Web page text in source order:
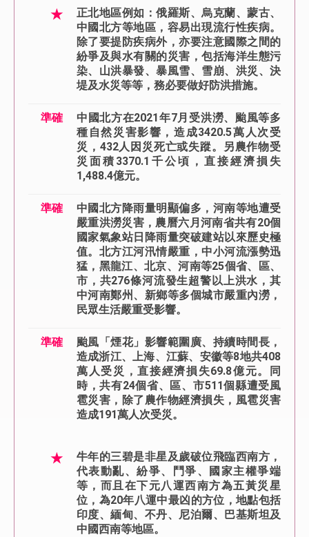
★
正北地區例如：俄羅斯、烏克蘭、蒙古、
中國北方等地區，容易出現流行性疾病。
除了要提防疾病外，亦要注意國際之間的
紛爭及與水有關的災害，包括海洋生態污
染、山洪暴發、暴風雪、雪崩、洪災、決
堤及水災等等，務必要做好防洪措施。
準確
中國北方在2021年7月受洪澇、颱風等多
種自然災害影響，造成3420.5萬人次受
災，432人因災死亡或失蹤。另農作物受
災面積3370.1千公頃，直接經濟損失
1,488.4億元。
準確
中國北方降雨量明顯偏多，河南等地遭受
嚴重洪澇災害，農曆六月河南省共有20個
國家氣象站日降雨量突破建站以來歷史極
值。北方江河汛情嚴重，中小河流漲勢迅
猛，黑龍江、北京、河南等25個省、區、
市，共276條河流發生超警以上洪水，其
中河南鄭州、新鄉等多個城市嚴重內澇，
民眾生活嚴重受影響。
準確
颱風「煙花」影響範圍廣、持續時間長，
造成浙江、上海、江蘇、安徽等8地共408
萬人受災，直接經濟損失69.8億元。同
時，共有24個省、區、市511個縣遭受風
雹災害，除了農作物經濟損失，風雹災害
造成191萬人次受災。
★
牛年的三碧是非星及歲破位飛臨西南方，
代表動亂、紛爭、鬥爭、國家主權爭端
等，而且在下元八運西南方為五黃災星
位，為20年八運中最凶的方位，地點包括
印度、緬甸、不丹、尼泊爾、巴基斯坦及
中國西南等地區。